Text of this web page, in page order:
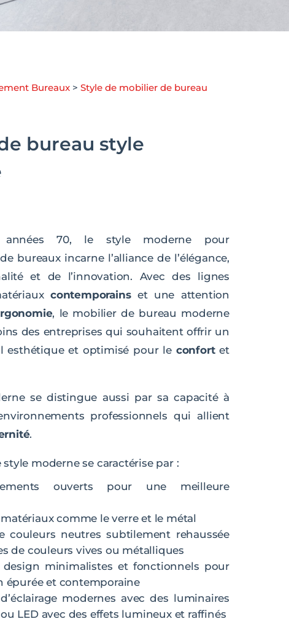
Bureaux> Style de mobilier de bureau
bureau style
70, le style moderne pour
bureaux incarne l’alliance de l’élégance,
et de l’innovation. Avec des lignes
contemporainset une attention
, le mobilier de bureau moderne
des entreprises qui souhaitent offrir un
esthétique et optimisé pour le confortet
se distingue aussi par sa capacité à
professionnels qui allient
.
moderne se caractérise par :
ouverts pour une meilleure
comme le verre et le métal
couleurs neutres subtilement rehaussée
de couleurs vives ou métalliques
minimalistes et fonctionnels pour
épurée et contemporaine
modernes avec des luminaires
LED avec des effets lumineux et raffinés